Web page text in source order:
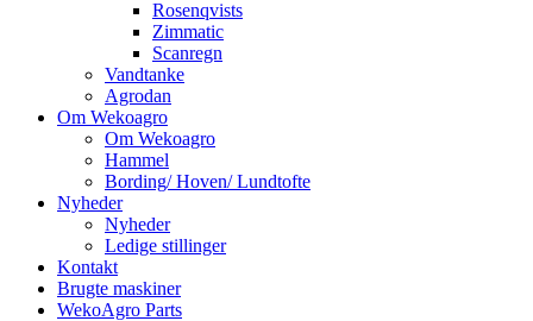
Rosenqvists
Zimmatic
Scanregn
Vandtanke
Agrodan
Om Wekoagro
Om Wekoagro
Hammel
Bording/ Hoven/ Lundtofte
Nyheder
Nyheder
Ledige stillinger
Kontakt
Brugte maskiner
WekoAgro Parts